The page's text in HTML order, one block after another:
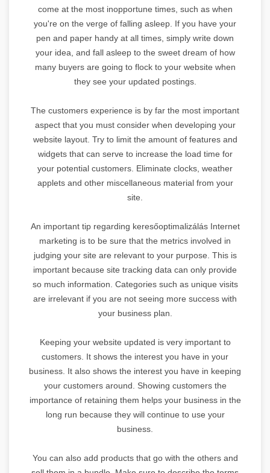
come at the most inopportune times, such as when
you're on the verge of falling asleep. If you have your
pen and paper handy at all times, simply write down
your idea, and fall asleep to the sweet dream of how
many buyers are going to flock to your website when
they see your updated postings.
The customers experience is by far the most important
aspect that you must consider when developing your
website layout. Try to limit the amount of features and
widgets that can serve to increase the load time for
your potential customers. Eliminate clocks, weather
applets and other miscellaneous material from your
site.
An important tip regarding keresőoptimalizálás Internet
marketing is to be sure that the metrics involved in
judging your site are relevant to your purpose. This is
important because site tracking data can only provide
so much information. Categories such as unique visits
are irrelevant if you are not seeing more success with
your business plan.
Keeping your website updated is very important to
customers. It shows the interest you have in your
business. It also shows the interest you have in keeping
your customers around. Showing customers the
importance of retaining them helps your business in the
long run because they will continue to use your
business.
You can also add products that go with the others and